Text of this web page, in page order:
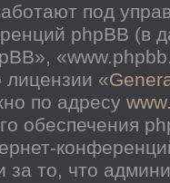
под
phpBB (в
лицензии «
по адресу
обеспечения
за то, что